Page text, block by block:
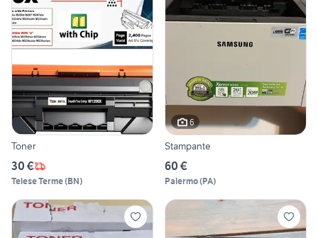
Toner
30 €
Telese Terme(BN)
6
Stampante
60 €
Palermo(PA)